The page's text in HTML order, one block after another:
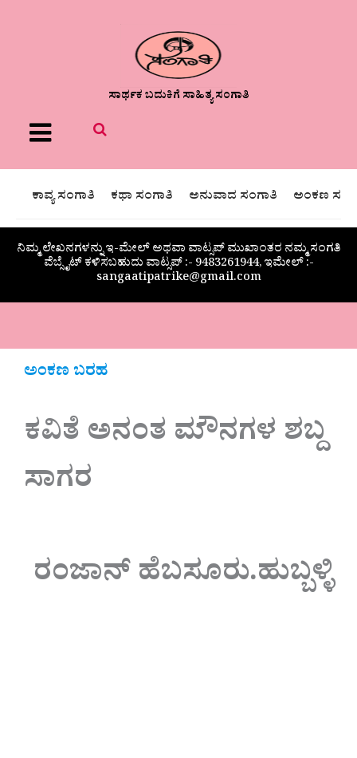
ಸಾರ್ಥಕ ಬದುಕಿಗೆ ಸಾಹಿತ್ಯ ಸಂಗಾತಿ
Menu
ಕಾವ್ಯ ಸಂಗಾತಿ ಕಥಾ ಸಂಗಾತಿ ಅನುವಾದ ಸಂಗಾತಿ ಅಂಕಣ
ನಿಮ್ಮ ಲೇಖನಗಳನ್ನು ಇ-ಮೇಲ್ ಅಥವಾ ವಾಟ್ಸಪ್ ಮುಖಾಂತರ ನಮ್ಮ ಸಂಗತಿ
ವೆಬ್ಸೈಟ್ ಕಳಿಸಬಹುದು ವಾಟ್ಸಪ್‌ :- 9483261944, ಇಮೇಲ್ :-
sangaatipatrike@gmail.com
ಅಂಕಣ ಬರಹ
ಕವಿತೆ ಅನಂತ ಮೌನಗಳ ಶಬ್ದ
ಸಾಗರ
ರಂಜಾನ್ ಹೆಬಸೂರು.‌ಹುಬ್ಬಳ್ಳಿ